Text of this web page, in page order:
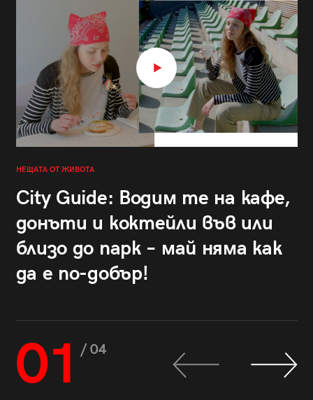
НЕЩАТА ОТ ЖИВОТА
City Guide: Водим те на кафе,
донъти и коктейли във или
близо до парк – май няма как
да е по-добър!
01 / 04